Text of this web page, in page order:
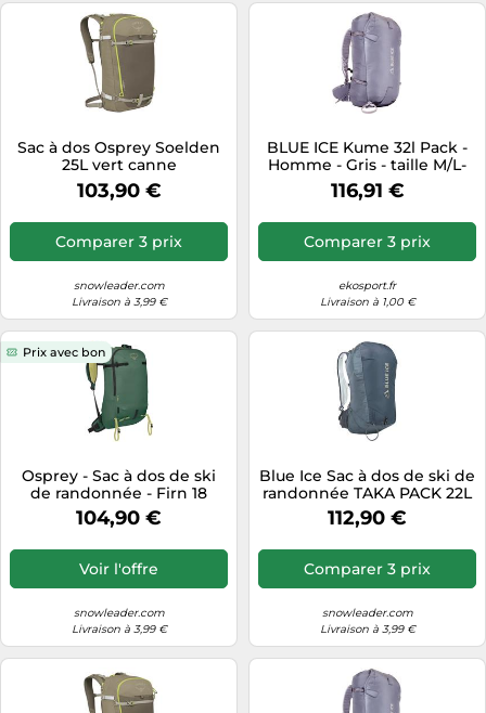
Sac à dos Osprey Soelden
25L vert canne
103,90 €
Comparer 3 prix
snowleader.com
Livraison à 3,99 €
BLUE ICE Kume 32l Pack -
Homme - Gris - taille M/L-
modèle 2026
116,91 €
Comparer 3 prix
ekosport.fr
Livraison à 1,00 €
Prix avec bon
Osprey - Sac à dos de ski
de randonnée - Firn 18
Tundra Green - Taille S/M -
Vert Vert S/M
104,90 €
Voir l'offre
snowleader.com
Livraison à 3,99 €
Blue Ice Sac à dos de ski de
randonnée TAKA PACK 22L
India Ink 22 L
112,90 €
Comparer 3 prix
snowleader.com
Livraison à 3,99 €